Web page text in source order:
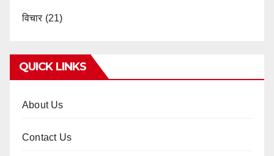
विचार (21)
QUICK LINKS
About Us
Contact Us